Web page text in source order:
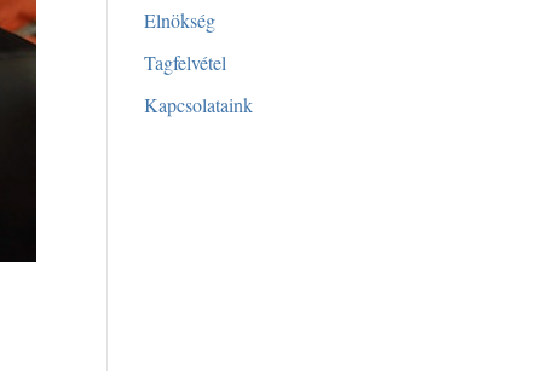
Elnökség
Tagfelvétel
Kapcsolataink